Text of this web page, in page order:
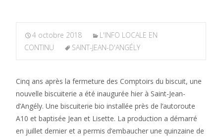
4 octobre 2018
L'INFO LOCALE EN
CONTINU
SAINT-JEAN-D'ANGÉLY
Cinq ans après la fermeture des Comptoirs du biscuit, une
nouvelle biscuiterie a été inaugurée hier à Saint-Jean-
d’Angély. Une biscuiterie bio installée près de l’autoroute
A10 et baptisée Jean et Lisette. La production a démarré
en juillet dernier et a permis d’embaucher une quinzaine de